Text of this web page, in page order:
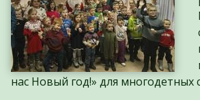
нас Новый год!» для многодетных